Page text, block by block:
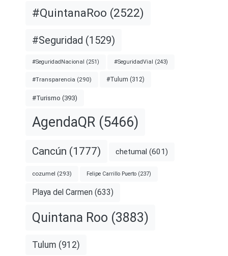
#QuintanaRoo (2522)
#Seguridad (1529)
#SeguridadNacional (251) #SeguridadVial (243)
#Transparencia (290) #Tulum (312)
#Turismo (393)
AgendaQR (5466)
Cancún (1777) chetumal (601)
cozumel (293) Felipe Carrillo Puerto (237)
Playa del Carmen (633)
Quintana Roo (3883)
Tulum (912)